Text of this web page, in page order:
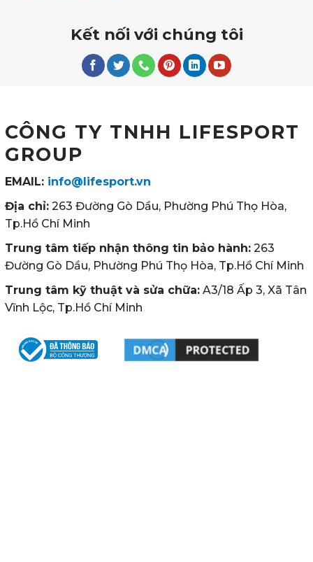
Kết nối với chúng tôi
CÔNG TY TNHH LIFESPORT
GROUP
EMAIL: info@lifesport.vn
Địa chỉ: 263 Đường Gò Dầu, Phường Phú Thọ Hòa,
Tp.Hồ Chí Minh
Trung tâm tiếp nhận thông tin bảo hành: 263
Đường Gò Dầu, Phường Phú Thọ Hòa, Tp.Hồ Chí Minh
Trung tâm kỹ thuật và sửa chữa: A3/18 Ấp 3, Xã Tân
Vĩnh Lộc, Tp.Hồ Chí Minh